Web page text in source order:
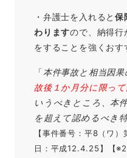
・弁護士を入れると保
わりますので、納得行
をすることを強くおす
「本件事故と相当因果
故後１か月分に限っ
いうべきところ、本
を超えて認めるべき
【事件番号：平8（ワ
日：平成12.4.25】【